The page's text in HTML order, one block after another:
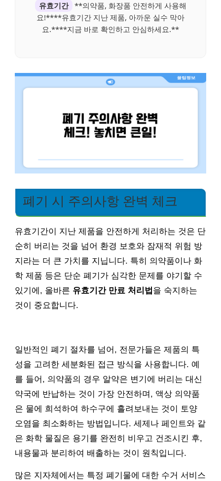
유효기간
**의약품, 화장품 안전하게 사용해
요!****유효기간 지난 제품, 아까운 실수 막아
요.****지금 바로 확인하고 안심하세요.**
폐기 시 주의사항 완벽 체크
유효기간이 지난 제품을 안전하게 처리하는 것은 단
순히 버리는 것을 넘어 환경 보호와 잠재적 위험 방
지라는 더 큰 가치를 지닙니다. 특히 의약품이나 화
학 제품 등은 단순 폐기가 심각한 문제를 야기할 수
있기에, 올바른 유효기간 만료 처리법 을 숙지하는
것이 중요합니다.
일반적인 폐기 절차를 넘어, 전문가들은 제품의 특
성을 고려한 세분화된 접근 방식을 사용합니다. 예
를 들어, 의약품의 경우 알약은 변기에 버리는 대신
약국에 반납하는 것이 가장 안전하며, 액상 의약품
은 물에 희석하여 하수구에 흘려보내는 것이 토양
오염을 최소화하는 방법입니다. 세제나 페인트와 같
은 화학 물질은 용기를 완전히 비우고 건조시킨 후,
내용물과 분리하여 배출하는 것이 원칙입니다.
많은 지자체에서는 특정 폐기물에 대한 수거 서비스